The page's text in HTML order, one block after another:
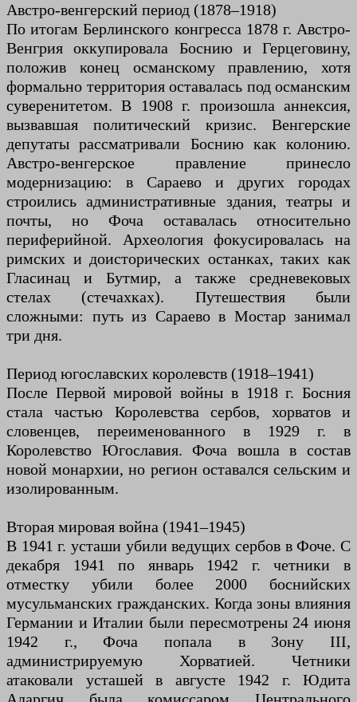
Австро-венгерский период (1878–1918)
По итогам Берлинского конгресса 1878 г. Австро-
Венгрия оккупировала Боснию и Герцеговину,
положив конец османскому правлению, хотя
формально территория оставалась под османским
суверенитетом. В 1908 г. произошла аннексия,
вызвавшая политический кризис. Венгерские
депутаты рассматривали Боснию как колонию.
Австро-венгерское правление принесло
модернизацию: в Сараево и других городах
строились административные здания, театры и
почты, но Фоча оставалась относительно
периферийной. Археология фокусировалась на
римских и доисторических останках, таких как
Гласинац и Бутмир, а также средневековых
стелах (стечахках). Путешествия были
сложными: путь из Сараево в Мостар занимал
три дня.
Период югославских королевств (1918–1941)
После Первой мировой войны в 1918 г. Босния
стала частью Королевства сербов, хорватов и
словенцев, переименованного в 1929 г. в
Королевство Югославия. Фоча вошла в состав
новой монархии, но регион оставался сельским и
изолированным.
Вторая мировая война (1941–1945)
В 1941 г. усташи убили ведущих сербов в Фоче. С
декабря 1941 по январь 1942 г. четники в
отместку убили более 2000 боснийских
мусульманских гражданских. Когда зоны влияния
Германии и Италии были пересмотрены 24 июня
1942 г., Фоча попала в Зону III,
администрируемую Хорватией. Четники
атаковали усташей в августе 1942 г. Юдита